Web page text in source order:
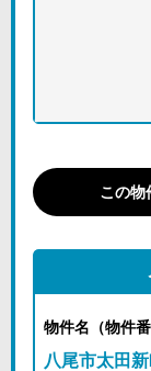
この物
物件名（物件番
八尾市太田